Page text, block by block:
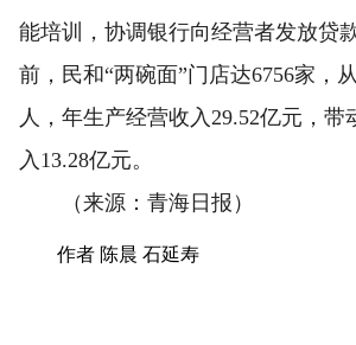
能培训，协调银行向经营者发放贷
前，民和“两碗面”门店达6756家，
人，年生产经营收入29.52亿元，带
入13.28亿元。
（来源：青海日报）
作者 陈晨 石延寿